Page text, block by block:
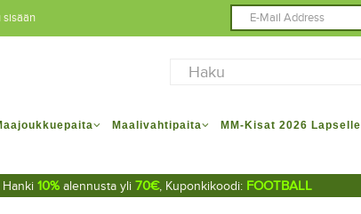
sisään
Maalivahtipaita MM-Kisat 2026 Lapselle
Hanki 10% alennusta yli 70€, Kuponkikoodi: FOOTBALL